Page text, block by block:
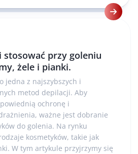
stosować przy goleniu
żele i pianki.
jedna z najszybszych i
metod depilacji. Aby
ochronę i
ważne jest dobranie
do golenia. Na rynku
kosmetyków, takie jak
W tym artykule przyjrzymy się